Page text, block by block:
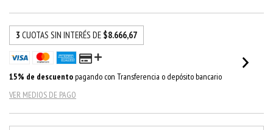
3 CUOTAS SIN INTERÉS DE $8.666,67
15% de descuentopagando con Transferencia o depósito bancario
VER MEDIOS DE PAGO